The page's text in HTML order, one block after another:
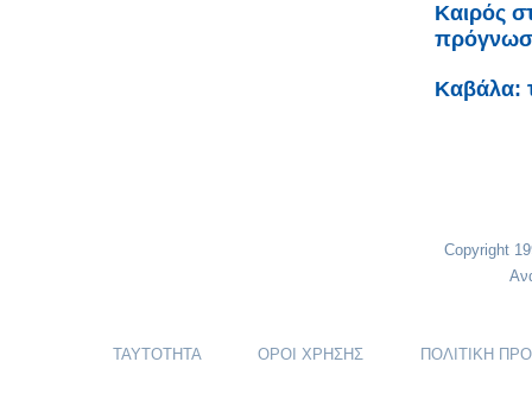
Καιρός
Καβάλα:
Copyright
ΤΑΥΤΟΤΗΤΑ ΟΡΟΙ ΧΡΗΣΗΣ ΠΟΛΙΤΙΚΗ